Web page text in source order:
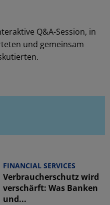
Q&A-Session, in
und gemeinsam
FINANCIAL SERVICES
Verbraucherschutz wird
verschärft: Was Banken
und...